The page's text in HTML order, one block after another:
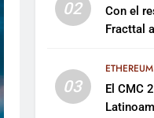
02
Con el
Fracttal
03
ETHEREUM
El CMC